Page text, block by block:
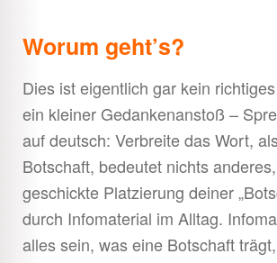
Sofaaktivismus
Behördenkrams
Direct Action
Recherchen
Pressearbeit
Worum geht’s?
Dies ist eigentlich gar kein
ein kleiner Gedankenanstoß –
auf deutsch: Verbreite das Wort,
Botschaft, bedeutet nichts
geschickte Platzierung deiner
durch Infomaterial im Alltag.
alles sein, was eine Botschaft